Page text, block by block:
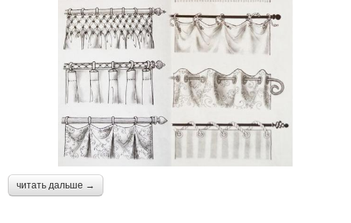
читать дальше →